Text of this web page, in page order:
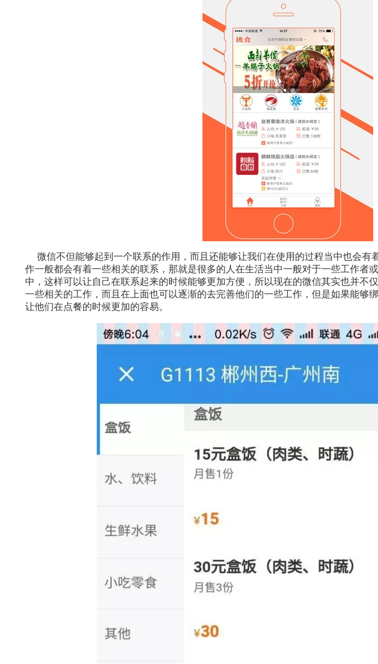
微信不但能够起到一个联系的作用，而且还能够让我们在使用的过程当中也会有
作一般都会有着一些相关的联系，那就是很多的人在生活当中一般对于一些工作者
中，这样可以让自己在联系起来的时候能够更加方便，所以现在的微信其实也并不
一些相关的工作，而且在上面也可以逐渐的去完善他们的一些工作，但是如果能够
让他们在点餐的时候更加的容易。